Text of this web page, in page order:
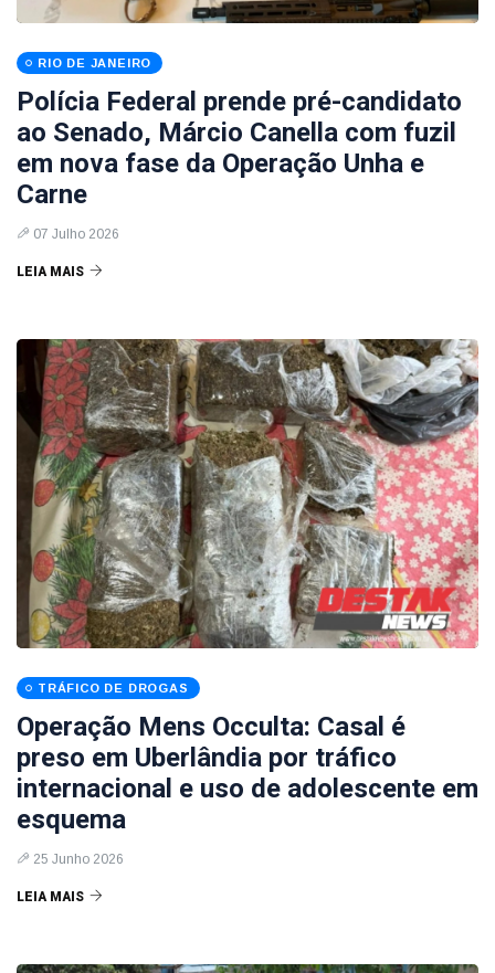
RIO DE JANEIRO
Polícia Federal prende pré-candidato
ao Senado, Márcio Canella com fuzil
em nova fase da Operação Unha e
Carne
07 Julho 2026
LEIA MAIS
TRÁFICO DE DROGAS
Operação Mens Occulta: Casal é
preso em Uberlândia por tráfico
internacional e uso de adolescente em
esquema
25 Junho 2026
LEIA MAIS